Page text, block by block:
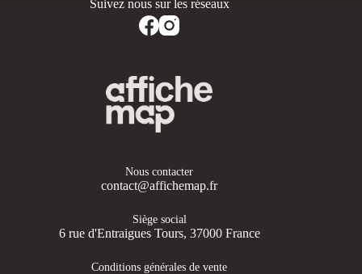
Nous contacter
contact@affichemap.fr
Siège social
6 rue d'Entraigues Tours, 37000 France
Conditions générales de vente